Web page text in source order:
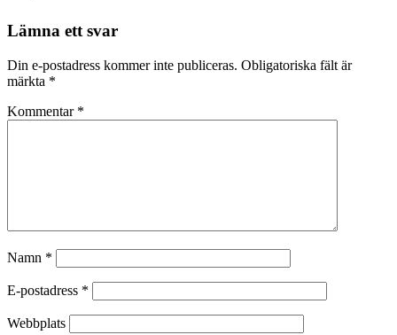
Lämna ett svar
Din e-postadress kommer inte publiceras. Obligatoriska fält är
märkta *
Kommentar *
Namn *
E-postadress *
Webbplats